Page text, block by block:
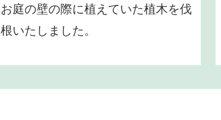
お庭の壁の際に植えていた植木を伐
根いたしました。